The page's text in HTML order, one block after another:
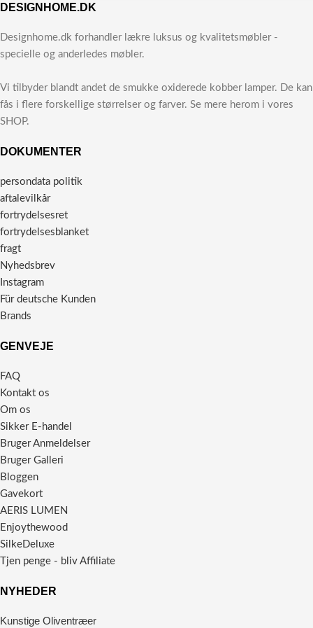
DESIGNHOME.DK
Designhome.dk forhandler lækre luksus og kvalitetsmøbler -
specielle og anderledes møbler.
Vi tilbyder blandt andet de smukke oxiderede kobber lamper. De kan
fås i flere forskellige størrelser og farver. Se mere herom i vores
SHOP.
DOKUMENTER
persondata politik
aftalevilkår
fortrydelsesret
fortrydelsesblanket
fragt
Nyhedsbrev
Instagram
Für deutsche Kunden
Brands
GENVEJE
FAQ
Kontakt os
Om os
Sikker E-handel
Bruger Anmeldelser
Bruger Galleri
Bloggen
Gavekort
AERIS LUMEN
Enjoythewood
SilkeDeluxe
Tjen penge - bliv Affiliate
NYHEDER
Kunstige Oliventræer